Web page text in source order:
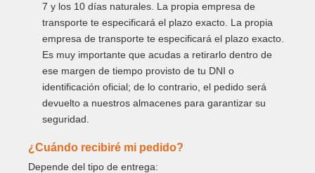
7 y los 10 días naturales. La propia empresa de
transporte te especificará el plazo exacto. La propia
empresa de transporte te especificará el plazo exacto.
Es muy importante que acudas a retirarlo dentro de
ese margen de tiempo provisto de tu DNI o
identificación oficial; de lo contrario, el pedido será
devuelto a nuestros almacenes para garantizar su
seguridad.
¿Cuándo recibiré mi pedido?
Depende del tipo de entrega: